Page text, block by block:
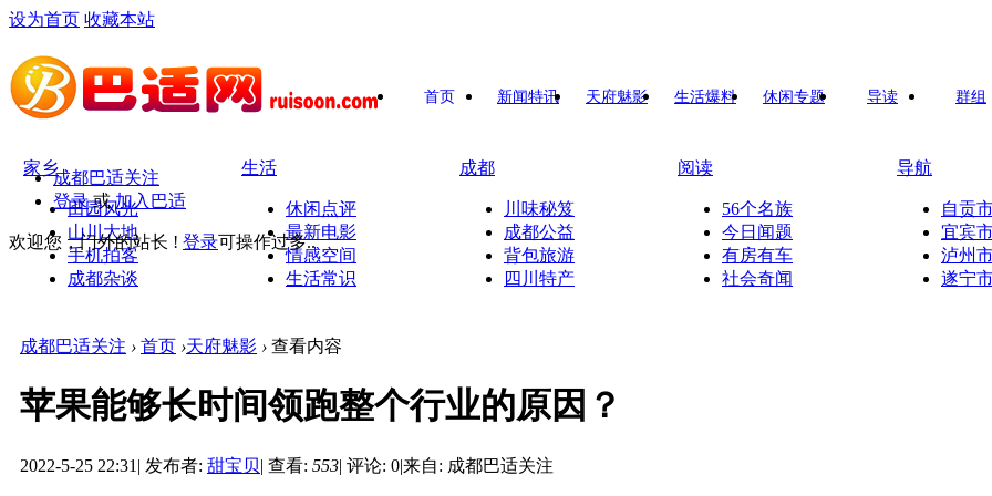
设为首页 收藏本站
成都巴适关注
登录 或 加入巴适
欢迎您，门外的站长 ! 登录可操作过多..
首页 新闻特讯 天府魅影 生活爆料 休闲专题 导读 群组
家乡
田园风光
山川大地
手机拍客
成都杂谈
生活
休闲点评
最新电影
情感空间
生活常识
成都
川味秘笈
成都公益
背包旅游
四川特产
阅读
56个名族
今日闻题
有房有车
社会奇闻
导航
自贡
宜宾
泸州
遂宁
成都巴适关注 › 首页 ›天府魅影 › 查看内容
苹果能够长时间领跑整个行业的原因？
2022-5-25 22:31 | 发布者: 甜宝贝| 查看: 553| 评论: 0|来自: 成都巴适关注